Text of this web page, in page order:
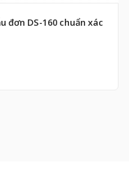
đơn DS-160 chuẩn xác